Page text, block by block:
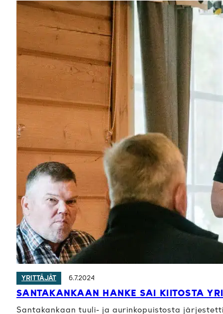
YRITTÄJÄT 6.7.2024
SANTAKANKAAN HANKE SAI KIITOSTA
Santakankaan tuuli- ja aurinkopuistosta